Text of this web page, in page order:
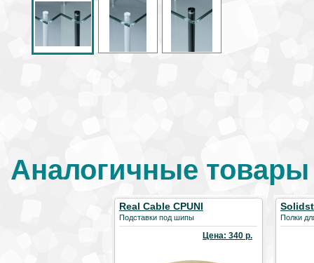
Аналогичные
Real Cable CPUNI
Подставки под шипы
Цена: 340 р.
Полки